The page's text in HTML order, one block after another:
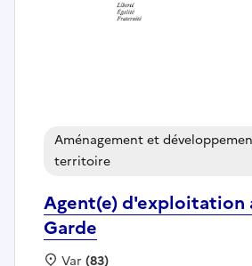
Agent(e) d'exploitation
Garde
Aménagement et
territoire
Localisation :
Var (83)